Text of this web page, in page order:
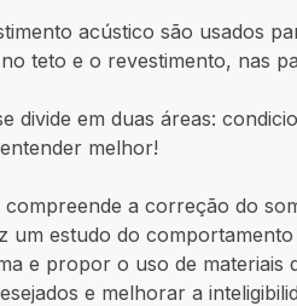
acústico são usados
teto e o revestimento, nas
divide em duas áreas:
melhor!
compreende a correção do
um estudo do
e propor o uso de materiais
e melhorar a